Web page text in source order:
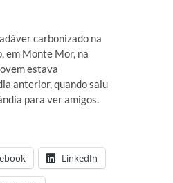
carbonizado na
em Monte Mor, na
estava
anterior, quando saiu
para ver amigos.
LinkedIn